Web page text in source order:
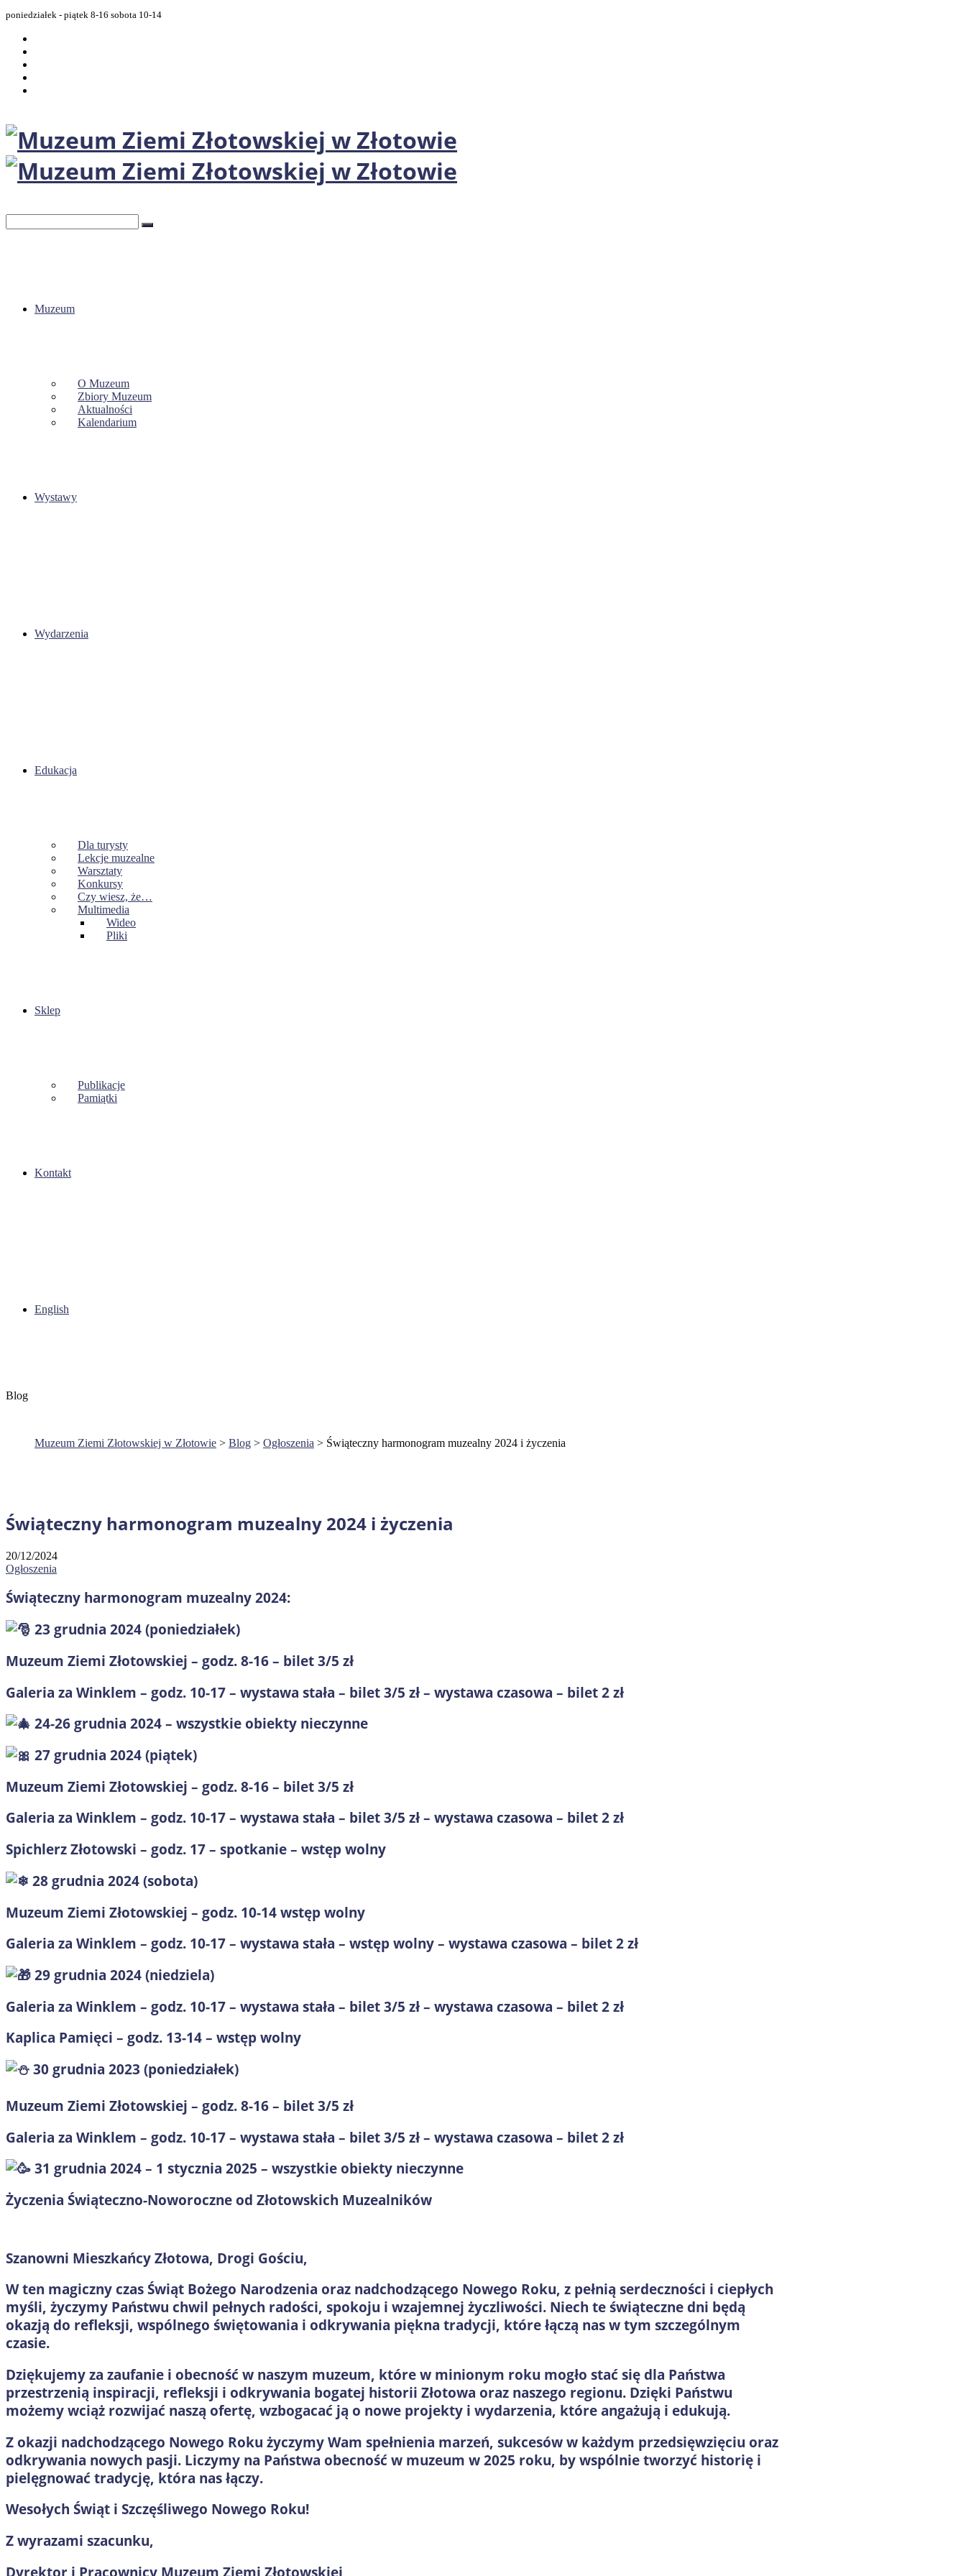
poniedziałek - piątek 8-16 sobota 10-14
Muzeum
O Muzeum
Zbiory Muzeum
Aktualności
Kalendarium
Wystawy
Wydarzenia
Edukacja
Dla turysty
Lekcje muzealne
Warsztaty
Konkursy
Czy wiesz, że…
Multimedia
Wideo
Pliki
Sklep
Publikacje
Pamiątki
Kontakt
English
Blog
Muzeum Ziemi Złotowskiej w Złotowie > Blog > Ogłoszenia > Świąteczny harmonogram muzealny 2024 i życzenia
Świąteczny harmonogram muzealny 2024 i życzenia
20/12/2024
Ogłoszenia
Świąteczny harmonogram muzealny 2024:
23 grudnia 2024 (poniedziałek)
Muzeum Ziemi Złotowskiej – godz. 8-16 – bilet 3/5 zł
Galeria za Winklem – godz. 10-17 – wystawa stała – bilet 3/5 zł – wystawa czasowa – bilet 2 zł
24-26 grudnia 2024 – wszystkie obiekty nieczynne
27 grudnia 2024 (piątek)
Muzeum Ziemi Złotowskiej – godz. 8-16 – bilet 3/5 zł
Galeria za Winklem – godz. 10-17 – wystawa stała – bilet 3/5 zł – wystawa czasowa – bilet 2 zł
Spichlerz Złotowski – godz. 17 – spotkanie – wstęp wolny
28 grudnia 2024 (sobota)
Muzeum Ziemi Złotowskiej – godz. 10-14 wstęp wolny
Galeria za Winklem – godz. 10-17 – wystawa stała – wstęp wolny – wystawa czasowa – bilet 2 zł
29 grudnia 2024 (niedziela)
Galeria za Winklem – godz. 10-17 – wystawa stała – bilet 3/5 zł – wystawa czasowa – bilet 2 zł
Kaplica Pamięci – godz. 13-14 – wstęp wolny
30 grudnia 2023 (poniedziałek)
Muzeum Ziemi Złotowskiej – godz. 8-16 – bilet 3/5 zł
Galeria za Winklem – godz. 10-17 – wystawa stała – bilet 3/5 zł – wystawa czasowa – bilet 2 zł
31 grudnia 2024 – 1 stycznia 2025 – wszystkie obiekty nieczynne
Życzenia Świąteczno-Noworoczne od Złotowskich Muzealników
Szanowni Mieszkańcy Złotowa, Drogi Gościu,
W ten magiczny czas Świąt Bożego Narodzenia oraz nadchodzącego Nowego Roku, z pełnią serdeczności i ciepłych
myśli, życzymy Państwu chwil pełnych radości, spokoju i wzajemnej życzliwości. Niech te świąteczne dni będą
okazją do refleksji, wspólnego świętowania i odkrywania piękna tradycji, które łączą nas w tym szczególnym
czasie.
Dziękujemy za zaufanie i obecność w naszym muzeum, które w minionym roku mogło stać się dla Państwa
przestrzenią inspiracji, refleksji i odkrywania bogatej historii Złotowa oraz naszego regionu. Dzięki Państwu
możemy wciąż rozwijać naszą ofertę, wzbogacać ją o nowe projekty i wydarzenia, które angażują i edukują.
Z okazji nadchodzącego Nowego Roku życzymy Wam spełnienia marzeń, sukcesów w każdym przedsięwzięciu oraz
odkrywania nowych pasji. Liczymy na Państwa obecność w muzeum w 2025 roku, by wspólnie tworzyć historię i
pielęgnować tradycję, która nas łączy.
Wesołych Świąt i Szczęśliwego Nowego Roku!
Z wyrazami szacunku,
Dyrektor i Pracownicy Muzeum Ziemi Złotowskiej